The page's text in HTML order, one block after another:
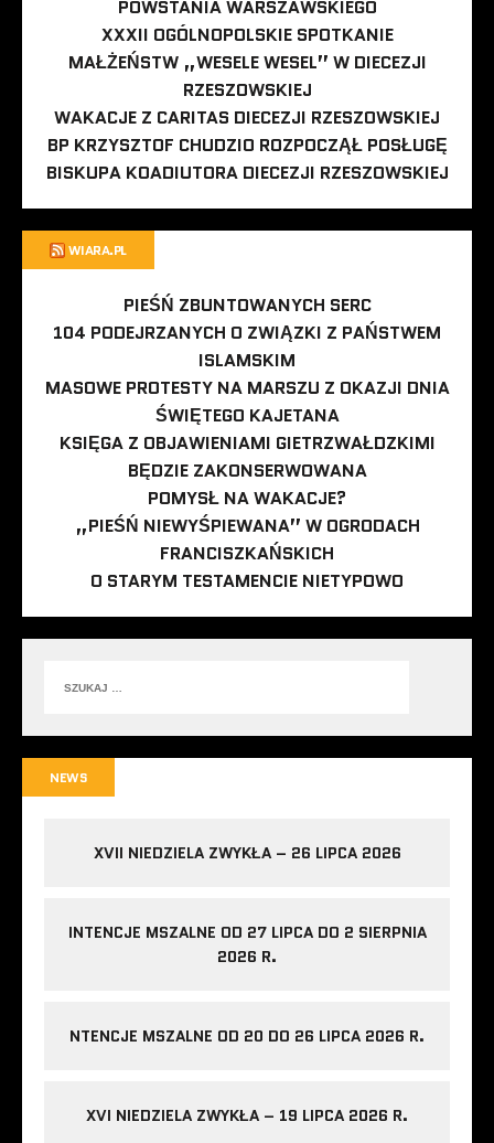
POWSTANIA WARSZAWSKIEGO
XXXII OGÓLNOPOLSKIE SPOTKANIE
MAŁŻEŃSTW „WESELE WESEL” W DIECEZJI
RZESZOWSKIEJ
WAKACJE Z CARITAS DIECEZJI RZESZOWSKIEJ
BP KRZYSZTOF CHUDZIO ROZPOCZĄŁ POSŁUGĘ
BISKUPA KOADIUTORA DIECEZJI RZESZOWSKIEJ
WIARA.PL
PIEŚŃ ZBUNTOWANYCH SERC
104 PODEJRZANYCH O ZWIĄZKI Z PAŃSTWEM
ISLAMSKIM
MASOWE PROTESTY NA MARSZU Z OKAZJI DNIA
ŚWIĘTEGO KAJETANA
KSIĘGA Z OBJAWIENIAMI GIETRZWAŁDZKIMI
BĘDZIE ZAKONSERWOWANA
POMYSŁ NA WAKACJE?
„PIEŚŃ NIEWYŚPIEWANA” W OGRODACH
FRANCISZKAŃSKICH
O STARYM TESTAMENCIE NIETYPOWO
NEWS
XVII NIEDZIELA ZWYKŁA – 26 LIPCA 2026
INTENCJE MSZALNE OD 27 LIPCA DO 2 SIERPNIA
2026 R.
NTENCJE MSZALNE OD 20 DO 26 LIPCA 2026 R.
XVI NIEDZIELA ZWYKŁA – 19 LIPCA 2026 R.